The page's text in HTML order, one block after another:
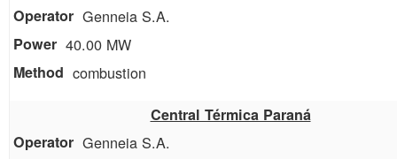
Genneia S.A.
40.00 MW
combustion
Central Térmica Paraná
Genneia S.A.